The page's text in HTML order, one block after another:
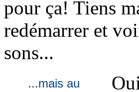
pour ça! Tiens
redémarrer et
sons...
...mais au